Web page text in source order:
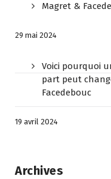
Magret &
29 mai 2024
Voici pourquoi
part peut
Facedebouc
19 avril 2024
Archives